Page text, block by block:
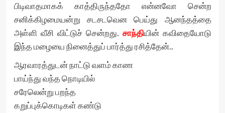
பிடிவாதமாகக் காத்திருந்ததோ என்னவோ சென்ற
சனிக்கிழமையன்று சடசடவென பெய்து ஆனந்தத்தை
அள்ளி வீசி விட்டுச் சென்றது. சாந்தியின் கவிதையோடு
இந்த மழையை நினைத்துப் பார்த்து ரசித்தேன்..
ஆரவாரத்துடன் நாட்டு வளம் காண
பாய்ந்து வந்த நொடியில்
சரேலென்று பறந்த
கறுப்புக்கொடிகள் கண்டு